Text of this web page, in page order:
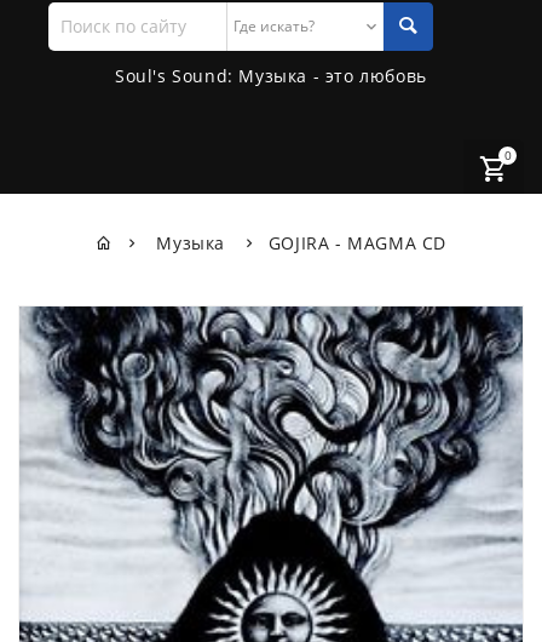
Поиск
по
сайту
Soul's Sound: Музыка - это любовь
0
Музыка GOJIRA - MAGMA CD